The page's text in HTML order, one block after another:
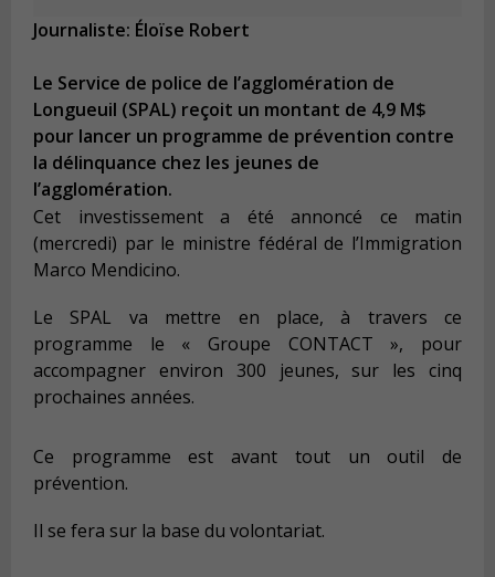
Journaliste: Éloïse Robert
Le Service de police de l’agglomération de
Longueuil (SPAL) reçoit un montant de 4,9 M$
pour lancer un programme de prévention contre
la délinquance chez les jeunes de
l’agglomération.
Cet investissement a été annoncé ce matin
(mercredi) par le ministre fédéral de l’Immigration
Marco Mendicino.
Le SPAL va mettre en place, à travers ce
programme le « Groupe CONTACT », pour
accompagner environ 300 jeunes, sur les cinq
prochaines années.
Ce programme est avant tout un outil de
prévention.
Il se fera sur la base du volontariat.